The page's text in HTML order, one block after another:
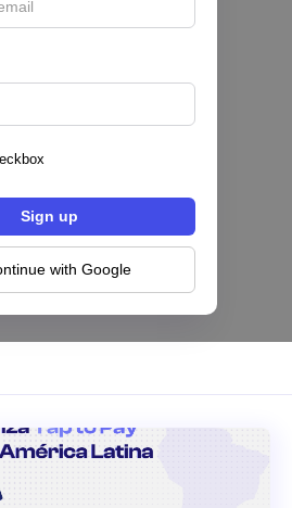
with Google
TOHKN lanza plataforma
US$10 en acciones de EE.
👾